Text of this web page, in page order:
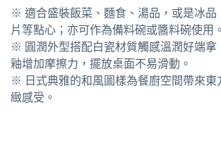
※ 適合盛裝飯菜、麵食、湯品，或是冰品
片等點心；亦可作為備料碗或醬料碗使用。
※ 圓潤外型搭配白瓷材質觸感溫潤好端拿
釉增加摩擦力，擺放桌面不易滑動。
※ 日式典雅的和風圖樣為餐廚空間帶來東
緻感受。